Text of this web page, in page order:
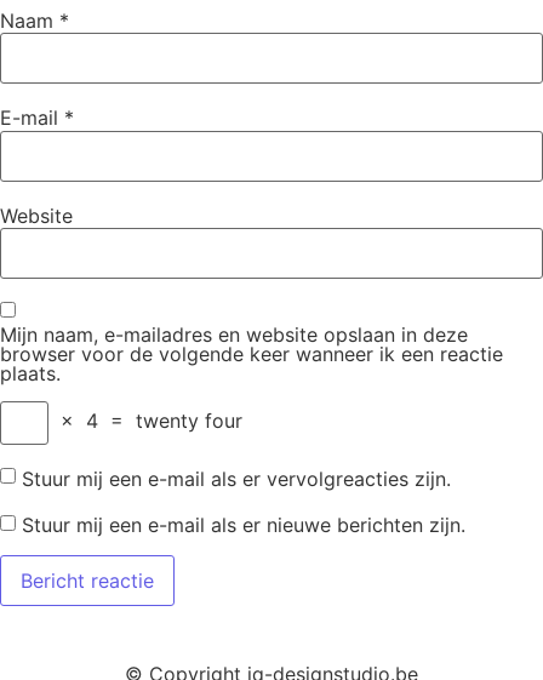
Naam *
E-mail *
Website
Mijn naam, e-mailadres en website opslaan in deze
browser voor de volgende keer wanneer ik een reactie
plaats.
×
4 = twenty four
Stuur mij een e-mail als er vervolgreacties zijn.
Stuur mij een e-mail als er nieuwe berichten zijn.
© Copyright iq-designstudio.be